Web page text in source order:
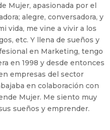
Mujer, apasionada por el
alegre, conversadora, y
vida, me vine a vivir a los
etc. Y llena de sueños y
en Marketing, tengo
en 1998 y desde entonces
empresas del sector
en colaboración con
Mujer. Me siento muy
sueños y emprender.